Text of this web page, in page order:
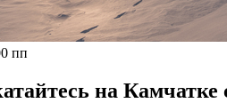
пп
на Камчатке